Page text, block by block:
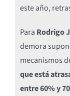
este año,
Para Rodrigo
demora
mecanismos
que está
entre 60% y